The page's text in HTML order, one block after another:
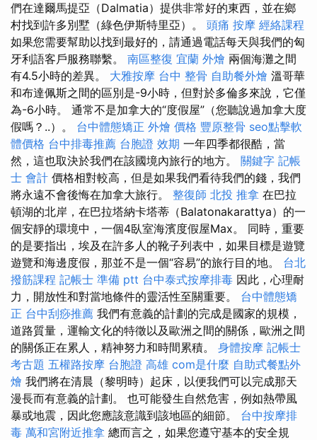
們在達爾馬提亞（Dalmatia）提供非常好的東西，並在鄉
村找到許多別墅（綠色伊斯特里亞）。 頭痛 按摩 經絡課程
如果您需要幫助以找到最好的，請通過電話每天與我們的匈
牙利語客戶服務聯繫。 南區整復 宜蘭 外燴 兩個海灘之間
有4.5小時的差異。 大雅按摩 台中 整骨 自助餐外燴 溫哥華
和布達佩斯之間的區別是-9小時，但對於多倫多來說，它僅
為-6小時。 通常不是加拿大的“度假屋”（您聽說過加拿大度
假嗎？..）。 台中體態矯正 外燴 價格 豐原整骨 seo點擊軟
體價格 台中排毒推薦 台胞證 效期 一年四季都很酷，當
然，這也取決於我們在該國境內旅行的地方。 關鍵字 記帳
士 會計 價格相對較高，但是如果我們看待我們的錢，我們
將永遠不會後悔在加拿大旅行。 整復師 北投 推拿 在巴拉
頓湖的北岸，在巴拉塔納卡塔蒂（Balatonakarattya）的一
個安靜的環境中，一個4臥室海濱度假屋Max。 同時，重要
的是要指出，埃及在許多人的靴子列表中，如果目標是遊覽
遊覽和海邊度假，那並不是一個“容易”的旅行目的地。 台北
撥筋課程 記帳士 準備 ptt 台中泰式按摩排毒 因此，心理耐
力，開放性和對當地條件的靈活性至關重要。 台中體態矯
正 台中刮痧推薦 我們有意義的計劃的完成是國家的規模，
道路質量，運輸文化的特徵以及歐洲之間的關係，歐洲之間
的關係正在累人，精神努力和時間累積。 身體按摩 記帳士
考古題 五權路按摩 台胞證 高雄 com是什麼 自助式餐點外
燴 我們將在清晨（黎明時）起床，以便我們可以完成那天
漫長而有意義的計劃。 也可能發生自然危害，例如熱帶風
暴或地震，因此您應該意識到該地區的細節。 台中按摩排
毒 萬和宮附近推拿 總而言之，如果您遵守基本的安全規